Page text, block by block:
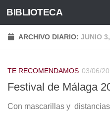
Saltar al contenido
BIBLIOTECA
ARCHIVO DIARIO: JUNIO
TE RECOMENDAMOS 03/06/
Festival de Málaga
Con mascarillas y